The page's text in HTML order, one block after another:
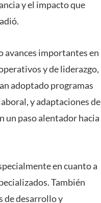
y el impacto que
avances importantes en
y de liderazgo,
adoptado programas
y adaptaciones de
un paso alentador hacia
en cuanto a
También
de desarrollo y